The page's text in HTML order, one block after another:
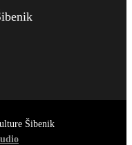
Šibenik